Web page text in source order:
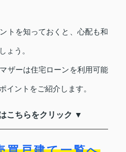
トを知っておくと、心配も和
ょう。
ザーは住宅ローンを利用可能
イントをご紹介します。
こちらをクリック ▼